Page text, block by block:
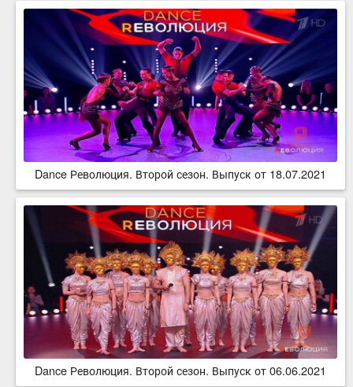
Dance Революция. Второй сезон. Выпуск от 18.07.2021
Dance Революция. Второй сезон. Выпуск от 06.06.2021